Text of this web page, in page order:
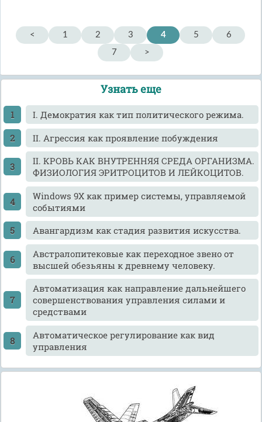
< 1 2 3 4 5
6
7
>
Узнать еще
I. Демократия как тип политического режима.
II. Агрессия как проявление побуждения
II. КРОВЬ КАК ВНУТРЕННЯЯ СРЕДА ОРГАНИЗМА.
ФИЗИОЛОГИЯ ЭРИТРОЦИТОВ И ЛЕЙКОЦИТОВ.
Windows 9X как пример системы, управляемой
событиями
Авангардизм как стадия развития искусства.
Австралопитековые как переходное звено от
высшей обезьяны к древнему человеку.
Автоматизация как направление дальнейшего
совершенствования управления силами и
средствами
Автоматическое регулирование как вид
управления